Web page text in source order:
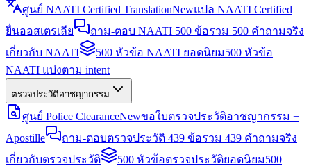
ศูนย์ NAATI Certified TranslationNewแปล NAATI Certified
ยื่นออสเตรเลีย
ถาม-ตอบ NAATI 500 ข้อรวม 500 คำถามจริง
เกี่ยวกับ NAATI
500 หัวข้อ NAATI ยอดนิยม500 หัวข้อ
NAATI แบ่งตาม intent
ตรวจประวัติอาชญากรรม
ศูนย์ Police ClearanceNewขอใบตรวจประวัติอาชญากรรม +
Apostille
ถาม-ตอบตรวจประวัติ 439 ข้อรวม 439 คำถามจริง
เกี่ยวกับตรวจประวัติ
500 หัวข้อตรวจประวัติยอดนิยม500